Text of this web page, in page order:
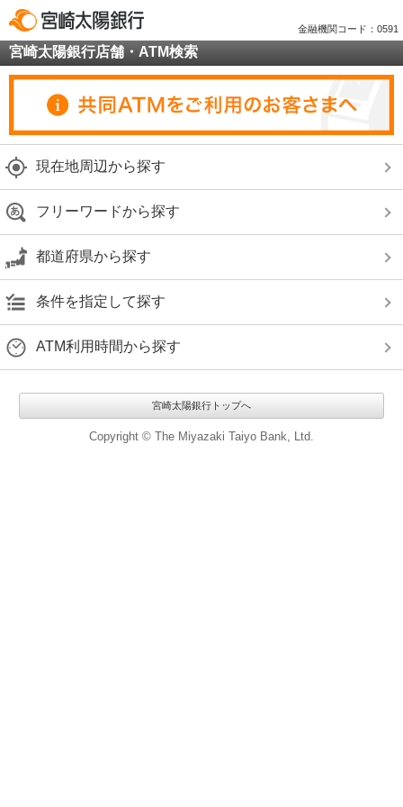
金融機関コード：0591
宮崎太陽銀行店舗・ATM検索
現在地周辺から探す
フリーワードから探す
都道府県から探す
条件を指定して探す
ATM利用時間から探す
宮崎太陽銀行トップへ
Copyright © The Miyazaki Taiyo Bank, Ltd.